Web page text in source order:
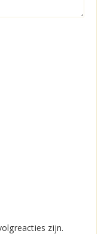
zijn.